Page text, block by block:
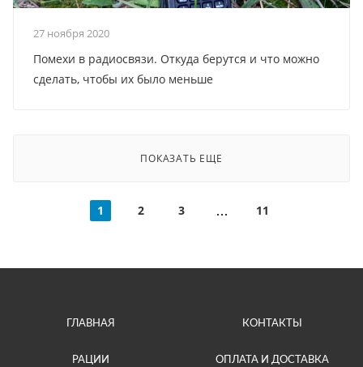
27 ноября 2020
Помехи в радиосвязи. Откуда берутся и что можно
сделать, чтобы их было меньше
ПОКАЗАТЬ ЕЩЕ
1 2 3 11
ГЛАВНАЯ
РАЦИИ
КОНТАКТЫ
ОПЛАТА И ДОСТАВКА